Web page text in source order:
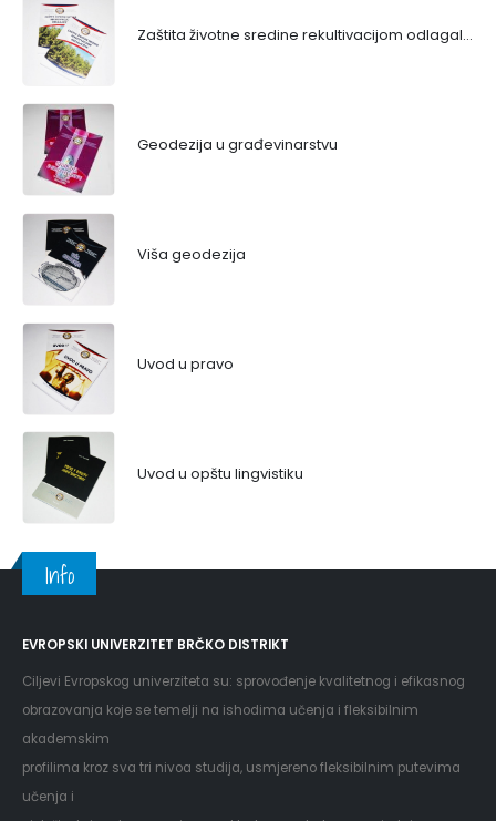
Zaštita životne sredine rekultivacijom odlagališta
Geodezija u građevinarstvu
Viša geodezija
Uvod u pravo
Uvod u opštu lingvistiku
Info
EVROPSKI UNIVERZITET BRČKO DISTRIKT
Ciljevi Evropskog univerziteta su: sprovođenje kvalitetnog i efikasnog
obrazovanja koje se temelji na ishodima učenja i fleksibilnim
akademskim
profilima kroz sva tri nivoa studija, usmjereno fleksibilnim putevima
učenja i